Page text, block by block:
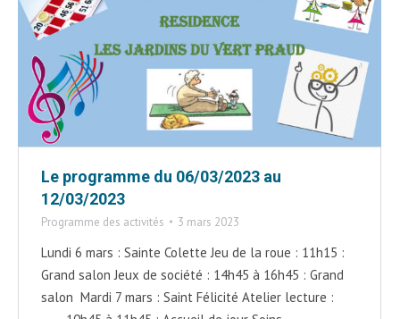
Le programme du 06/03/2023 au
12/03/2023
Programme des activités 3 mars 2023
Lundi 6 mars : Sainte Colette Jeu de la roue : 11h15 :
Grand salon Jeux de société : 14h45 à 16h45 : Grand
salon Mardi 7 mars : Saint Félicité Atelier lecture :